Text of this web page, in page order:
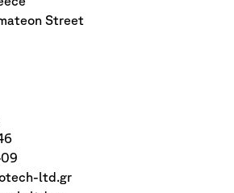
Street
ltd.gr